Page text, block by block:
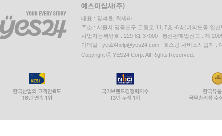
대표 : 김석환, 최세라
주소 : 서울시 영등포구 은행로 11, 5층~6층(여의도동,일신
사업자등록번호 : 229-81-37000 통신판매업신고 : 제
이메일 : yes24help@yes24.com 호스팅 서비스사업자 :
Copyright ⓒ YES24 Corp. All Rights Reserved.